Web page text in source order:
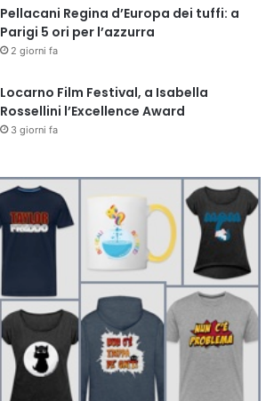
Pellacani Regina d’Europa dei tuffi: a
Parigi 5 ori per l’azzurra
2 giorni fa
Locarno Film Festival, a Isabella
Rossellini l’Excellence Award
3 giorni fa